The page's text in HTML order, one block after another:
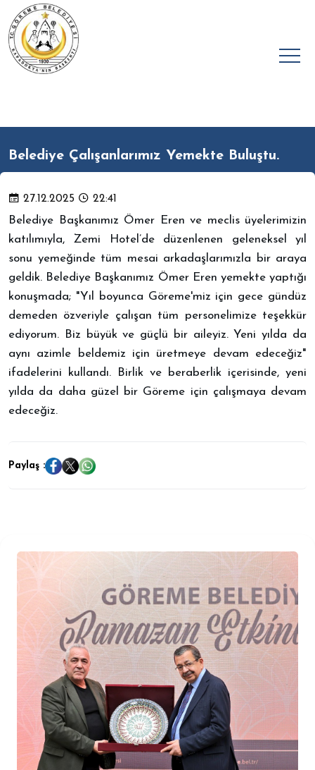
Belediye Çalışanlarımız Yemekte Buluştu.
27.12.2025 22:41
Belediye Başkanımız Ömer Eren ve meclis üyelerimizin
katılımıyla, Zemi Hotel’de düzenlenen geleneksel yıl
sonu yemeğinde tüm mesai arkadaşlarımızla bir araya
geldik. Belediye Başkanımız Ömer Eren yemekte yaptığı
konuşmada; "Yıl boyunca Göreme'miz için gece gündüz
demeden özveriyle çalışan tüm personelimize teşekkür
ediyorum. Biz büyük ve güçlü bir aileyiz. Yeni yılda da
aynı azimle beldemiz için üretmeye devam edeceğiz"
ifadelerini kullandı. ​Birlik ve beraberlik içerisinde, yeni
yılda da daha güzel bir Göreme için çalışmaya devam
edeceğiz.
Paylaş :